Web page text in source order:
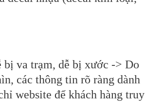
bị va trạm, dễ bị xước -> Do
các thông tin rõ ràng dành
website để khách hàng truy